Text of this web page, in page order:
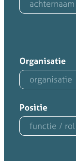
Organisatie
Positie